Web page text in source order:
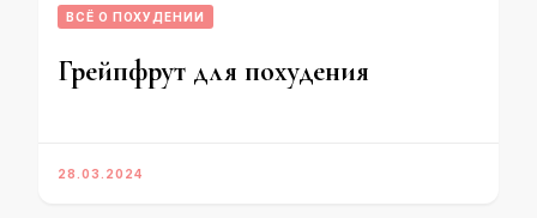
ВСЁ О ПОХУДЕНИИ
Грейпфрут для похудения
28.03.2024